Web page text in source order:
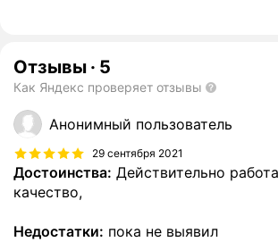
Отзывы · 5
Как Яндекс проверяет отзывы
Анонимный пользователь
29 сентября 2021
Достоинства: Действительно
качество,
Недостатки: пока не выявил